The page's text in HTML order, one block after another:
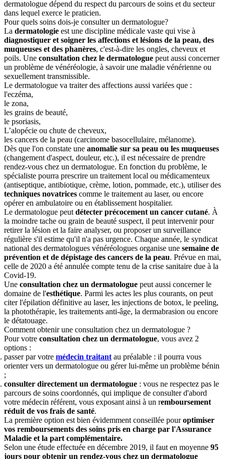
dermatologue dépend du respect du parcours de soins et du secteur
dans lequel exerce le praticien.
Pour quels soins dois-je consulter un dermatologue?
La dermatologie est une discipline médicale vaste qui vise à
diagnostiquer et soigner les affections et lésions de la peau, des
muqueuses et des phanères, c'est-à-dire les ongles, cheveux et
poils. Une consultation chez le dermatologue peut aussi concerner
un problème de vénéréologie, à savoir une maladie vénérienne ou
sexuellement transmissible.
Le dermatologue va traiter des affections aussi variées que :
l'eczéma,
le zona,
les grains de beauté,
le psoriasis,
L’alopécie ou chute de cheveux,
les cancers de la peau (carcinome basocellulaire, mélanome).
Dès que l'on constate une anomalie sur sa peau ou les muqueuses
(changement d'aspect, douleur, etc.), il est nécessaire de prendre
rendez-vous chez un dermatologue. En fonction du problème, le
spécialiste pourra prescrire un traitement local ou médicamenteux
(antiseptique, antibiotique, crème, lotion, pommade, etc.), utiliser des
techniques novatrices comme le traitement au laser, ou encore
opérer en ambulatoire ou en établissement hospitalier.
Le dermatologue peut détecter précocement un cancer cutané. À
la moindre tache ou grain de beauté suspect, il peut intervenir pour
retirer la lésion et la faire analyser, ou proposer un surveillance
régulière s'il estime qu'il n'a pas urgence. Chaque année, le syndicat
national des dermatologues vénéréologues organise une semaine de
prévention et de dépistage des cancers de la peau. Prévue en mai,
celle de 2020 a été annulée compte tenu de la crise sanitaire due à la
Covid-19.
Une consultation chez un dermatologue peut aussi concerner le
domaine de l'esthétique. Parmi les actes les plus courants, on peut
citer l'épilation définitive au laser, les injections de botox, le peeling,
la photothérapie, les traitements anti-âge, la dermabrasion ou encore
le détatouage.
Comment obtenir une consultation chez un dermatologue ?
Pour votre consultation chez un dermatologue, vous avez 2
options :
passer par votre médecin traitant au préalable : il pourra vous
orienter vers un dermatologue ou gérer lui-même un problème bénin
;
consulter directement un dermatologue : vous ne respectez pas le
parcours de soins coordonnés, qui implique de consulter d'abord
votre médecin référent, vous exposant ainsi à un remboursement
réduit de vos frais de santé.
La première option est bien évidemment conseillée pouroptimiser
vos remboursements des soins pris en charge par l'Assurance
Maladie et la part complémentaire.
Selon une étude effectuée en décembre 2019, il faut en moyenne 95
jours pour obtenir un rendez-vous chez un dermatologue